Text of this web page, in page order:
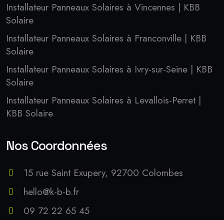
Installateur Panneaux Solaires à Vincennes | KBB
Solaire
Installateur Panneaux Solaires à Franconville | KBB
Solaire
Installateur Panneaux Solaires à Ivry-sur-Seine | KBB
Solaire
Installateur Panneaux Solaires à Levallois-Perret |
KBB Solaire
Nos Coordonnées
15 rue Saint Exupery, 92700 Colombes
hello@k-b-b.fr
09 72 22 65 45